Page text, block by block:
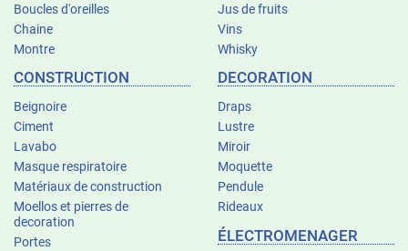
Boucles d'oreilles
Chaine
Montre
Jus de fruits
Vins
Whisky
CONSTRUCTION
Beignoire
Ciment
Lavabo
Masque respiratoire
Matériaux de construction
Moellos et pierres de
decoration
Portes
DECORATION
Draps
Lustre
Miroir
Moquette
Pendule
Rideaux
ÉLECTROMENAGER